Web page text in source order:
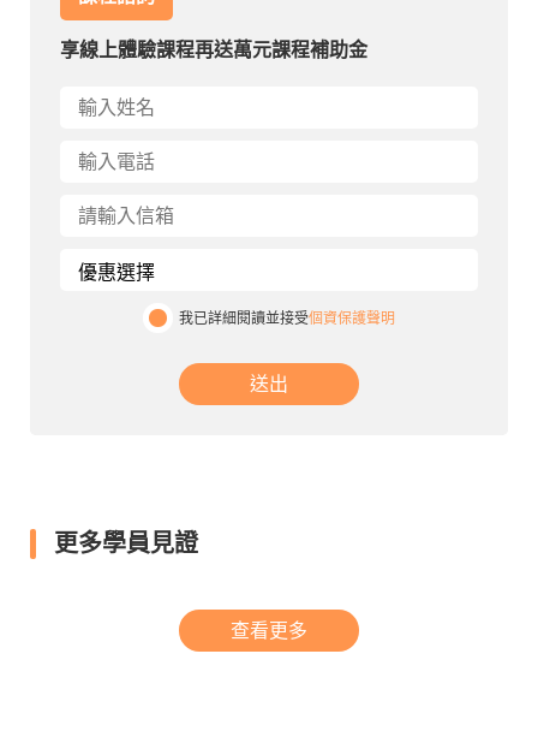
享線上體驗課程再送萬元課程補助金
我已詳細閱讀並接受個資保護聲明
送出
更多學員見證
查看更多